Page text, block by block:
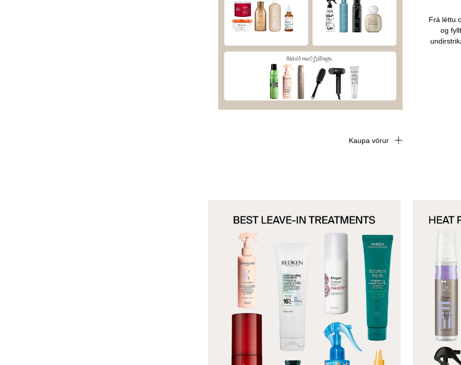
Kaupa vörur
Frá léttu
og